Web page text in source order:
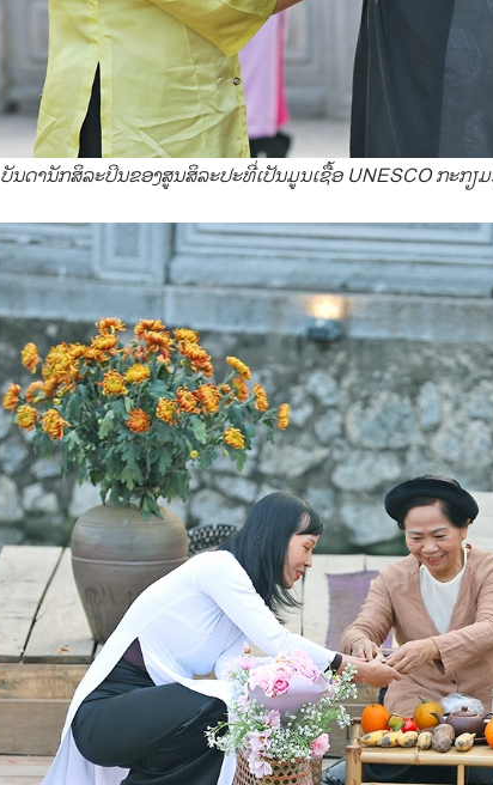
ບັນດານັກສິລະປິນຂອງສູນສິລະປະທີ່ເປັນມູນເຊື້ອ UNESCO ກະກ